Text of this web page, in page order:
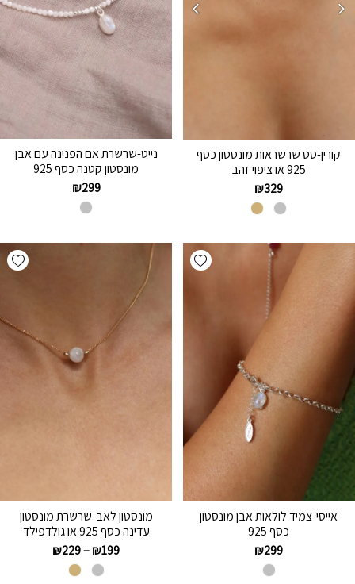
קורין-סט שרשראות מונסטון כסף
925 או ציפוי זהב
₪329
נייט-שרשרת אם הפנינה עם אבן
מונסטון קטנה כסף 925
₪299
Add wishlist
אייסי-צמיד לולאות אבן מונסטון
כסף 925
₪299
מונסטון לאב-שרשרת מונסטון
עדינה כסף 925 או גולדפילד
₪199
–
₪229